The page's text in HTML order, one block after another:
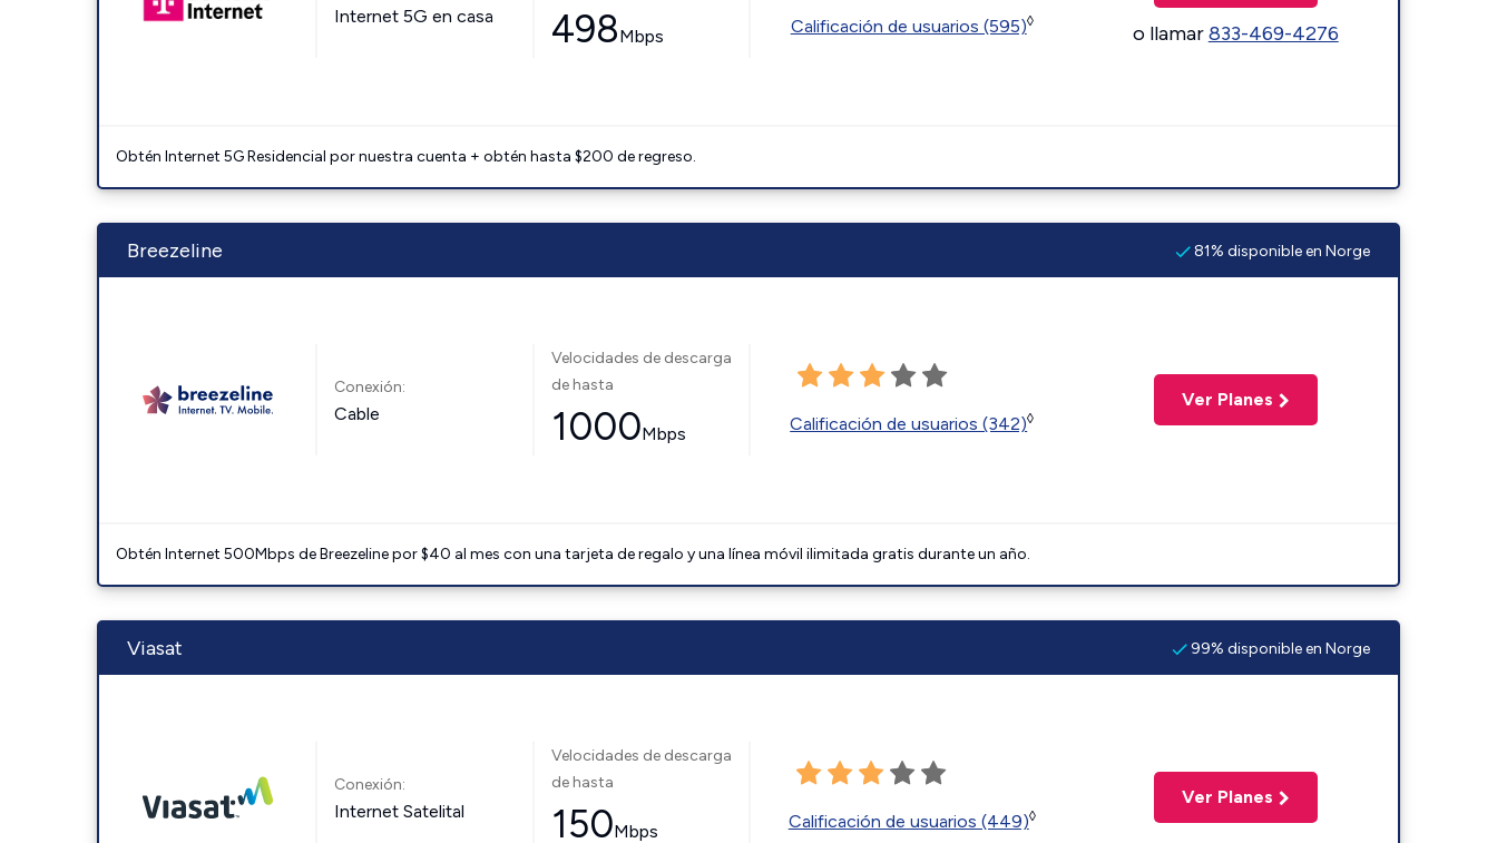
Internet 5G en casa 498Mbps Calificación de usuarios (595)◊ o llamar833-469-4276
Obtén Internet 5G Residencial por nuestra cuenta + obtén hasta $200 de regreso.
Breezeline 81% disponible en Norge
Conexión:
Cable
Velocidades de descarga
de hasta
1000Mbps Calificación de usuarios (342)◊
Ver Planes
Obtén Internet 500Mbps de Breezeline por $40 al mes con una tarjeta de regalo y una línea móvil ilimitada gratis durante un año.
Viasat 99% disponible en Norge
Conexión:
Internet Satelital
Velocidades de descarga
de hasta
150Mbps Calificación de usuarios (449)◊
Ver Planes